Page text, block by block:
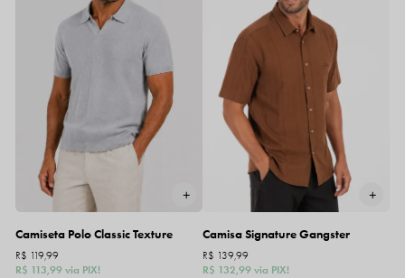
Camiseta Polo Classic Texture
R$ 113,99 via PIX!
R$ 119,99
Camisa Signature Gangster
R$ 132,99 via PIX!
R$ 139,99